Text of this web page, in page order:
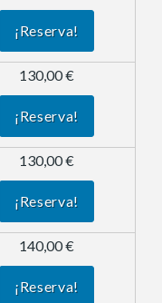
¡Reserva!
130,00 €
¡Reserva!
130,00 €
¡Reserva!
140,00 €
¡Reserva!